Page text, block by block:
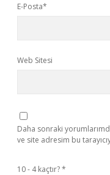
E-Posta*
Web Sitesi
Daha sonraki
ve site adresim bu
10 - 4 kaçtır?*